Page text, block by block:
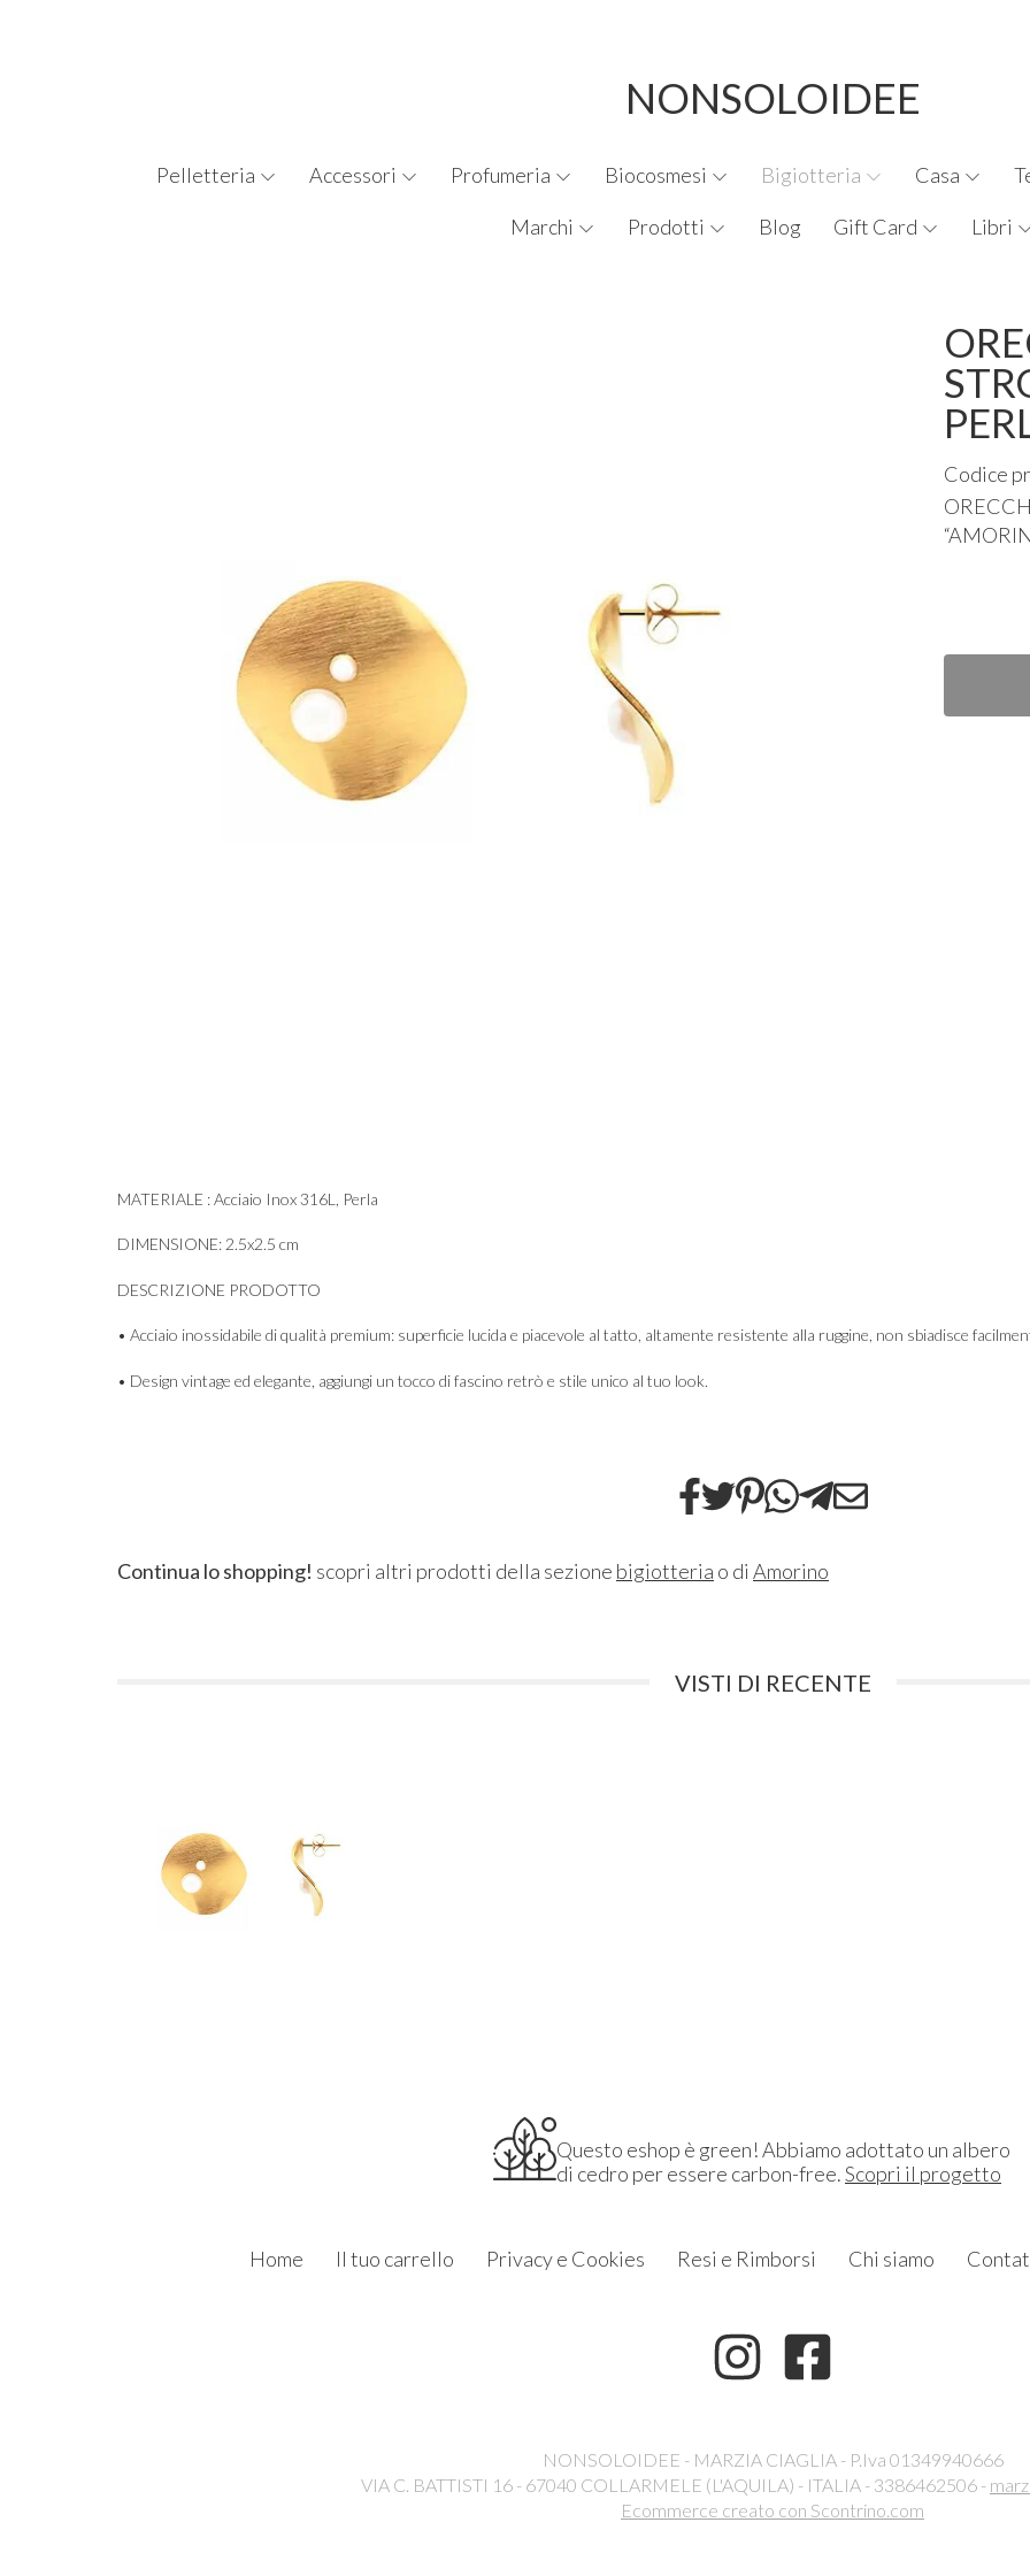
NONSOLOIDEE
Pelletteria Accessori Profumeria Biocosmesi Bigiotteria Casa
Marchi Prodotti Blog Gift Card Libri
Codice
“
MATERIALE : Acciaio Inox 316L, Perla
DIMENSIONE: 2.5x2.5 cm
DESCRIZIONE PRODOTTO
• Acciaio inossidabile di qualità premium: superficie lucida e piacevole al tatto, altamente resistente alla ruggine, non sbiadisce
• Design vintage ed elegante, aggiungi un tocco di fascino retrò e stile unico al tuo look.
Continua lo shopping! scopri altri prodotti della sezione bigiotteria o di Amorino
VISTI DI RECENTE
Questo eshop è green! Abbiamo adottato un albero
di cedro per essere carbon-free.Scopri il progetto
Home Il tuo carrello Privacy e Cookies Resi e Rimborsi Chi siamo
NONSOLOIDEE - MARZIA CIAGLIA - P.Iva 01349940666
VIA C. BATTISTI 16 - 67040 COLLARMELE (L'AQUILA) - ITALIA - 3386462506 -
Ecommerce creato con Scontrino.com